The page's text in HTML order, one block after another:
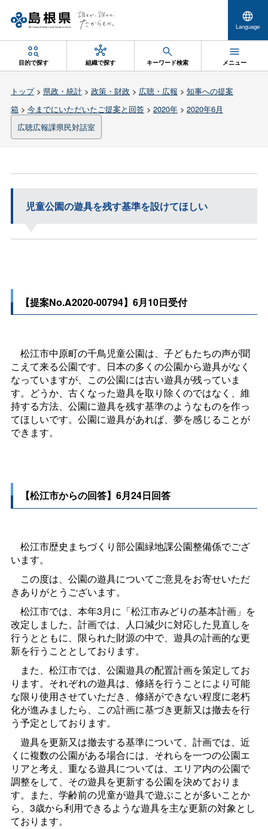
Language
目的で探す 組織で探す キーワード検索 メニュー
トップ> 県政・統計> 政策・財政 > 広聴・広報 > 知事への提案
箱> 今までにいただいたご提案と回答> 2020年> 2020年6月
広聴広報課県民対話室
児童公園の遊具を残す基準を設けてほしい
【提案No.A2020-00794】6月10日受付
松江市中原町の千鳥児童公園は、子どもたちの声が聞
こえて来る公園です。日本の多くの公園から遊具がなく
なっていますが、この公園には古い遊具が残っていま
す。どうか、古くなった遊具を取り除くのではなく、維
持する方法、公園に遊具を残す基準のようなものを作っ
てほしいです。公園に遊具があれば、夢を感じることが
できます。
【松江市からの回答】6月24日回答
松江市歴史まちづくり部公園緑地課公園整備係でござ
います。
この度は、公園の遊具についてご意見をお寄せいただ
きありがとうございます。
松江市では、本年3月に「松江市みどりの基本計画」を
改定しました。計画では、人口減少に対応した見直しを
行うとともに、限られた財源の中で、遊具の計画的な更
新を行うこととしております。
また、松江市では、公園遊具の配置計画を策定してお
ります。それぞれの遊具は、修繕を行うことにより可能
な限り使用させていただき、修繕ができない程度に老朽
化が進みましたら、この計画に基づき更新又は撤去を行
う予定としております。
遊具を更新又は撤去する基準について、計画では、近
くに複数の公園がある場合には、それらを一つの公園エ
リアと考え、重なる遊具については、エリア内の公園で
調整をして、その遊具を更新する公園を決めておりま
す。また、学齢前の児童が遊具で遊ぶことが多いことか
ら、3歳から利用できるような遊具を主な更新の対象とし
ております。